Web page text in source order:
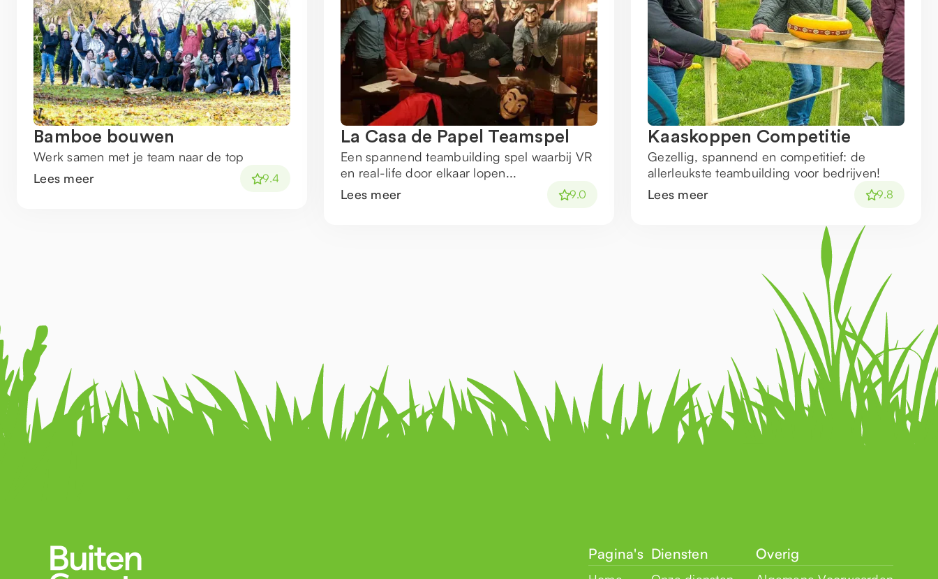
Bamboe bouwen
Werk samen met je team naar de top
Lees meer
9.4
La Casa de Papel Teamspel
Een spannend teambuilding spel waarbij VR
en real-life door elkaar lopen...
Lees meer
9.0
Kaaskoppen Competitie
Gezellig, spannend en competitief: de
allerleukste teambuilding voor bedrijven!
Lees meer
9.8
Pagina's Diensten Overig